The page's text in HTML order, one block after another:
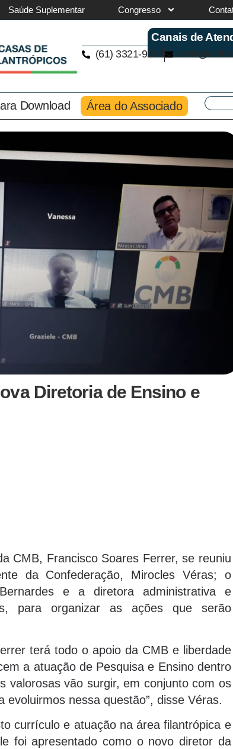
Saúde Suplementar Congresso
Canais de
(61) 3321-9563
Download Área do Associado
Diretoria de Ensino e
CMB, Francisco Soares Ferrer, se reuniu
da Confederação, Mirocles Véras; o
e a diretora administrativa e
para organizar as ações que serão
terá todo o apoio da CMB e liberdade
a atuação de Pesquisa e Ensino dentro
valorosas vão surgir, em conjunto com os
nessa questão”, disse Véras.
currículo e atuação na área filantrópica e
foi apresentado como o novo diretor da